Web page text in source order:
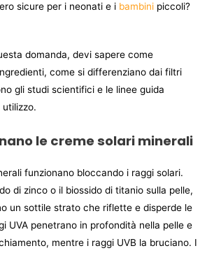
sicure per i neonati e i bambini piccoli?
domanda, devi sapere come
come si differenziano dai filtri
gli studi scientifici e le linee guida
utilizzo.
le creme solari minerali
funzionano bloccando i raggi solari.
di zinco o il biossido di titanio sulla pelle,
un sottile strato che riflette e disperde le
UVA penetrano in profondità nella pelle e
mentre i raggi UVB la bruciano. I